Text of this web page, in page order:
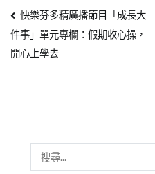
快樂芬多精廣播節目「成長大
件事」單元專欄：假期收心操，
開心上學去